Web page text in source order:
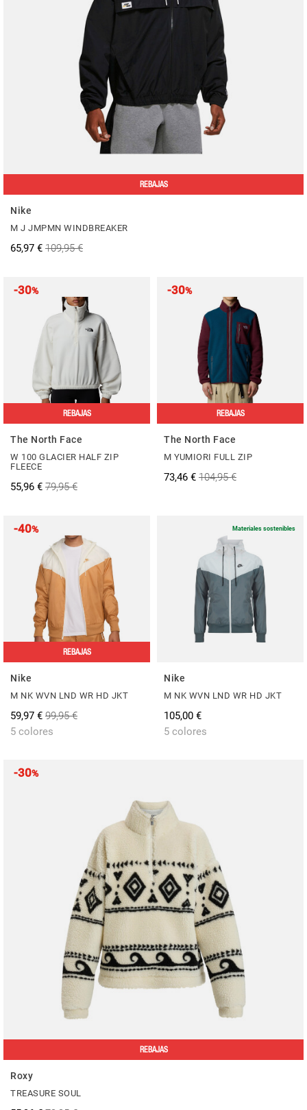
REBAJAS
Nike
M J JMPMN WINDBREAKER
65,97 € 109,95 €
-30%
REBAJAS
The North Face
W 100 GLACIER HALF ZIP
FLEECE
55,96 € 79,95 €
-30%
REBAJAS
The North Face
M YUMIORI FULL ZIP
73,46 € 104,95 €
-40%
REBAJAS
Nike
M NK WVN LND WR HD JKT
59,97 € 99,95 €
5 colores
Materiales sostenibles
Nike
M NK WVN LND WR HD JKT
105,00 €
5 colores
-30%
REBAJAS
Roxy
TREASURE SOUL